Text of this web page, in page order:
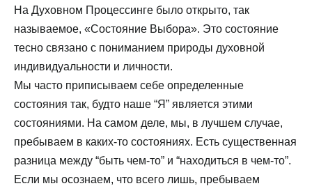
На Духовном Процессинге было открыто, так
называемое, «Состояние Выбора». Это состояние
тесно связано с пониманием природы духовной
индивидуальности и личности.
Мы часто приписываем себе определенные
состояния так, будто наше “Я” является этими
состояниями. На самом деле, мы, в лучшем случае,
пребываем в каких-то состояниях. Есть существенная
разница между “быть чем-то” и “находиться в чем-то”.
Если мы осознаем, что всего лишь, пребываем